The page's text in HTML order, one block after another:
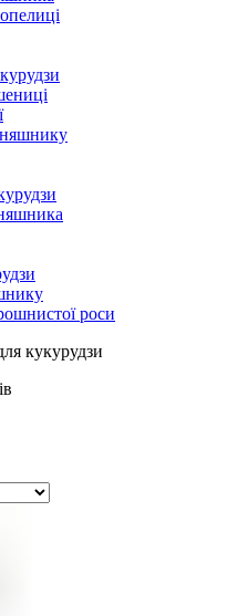
роси
кукурудзи